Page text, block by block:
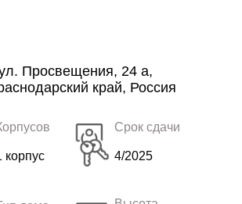
Просвещения, 24 a,
край, Россия
корпус
Срок сдачи
4/2025